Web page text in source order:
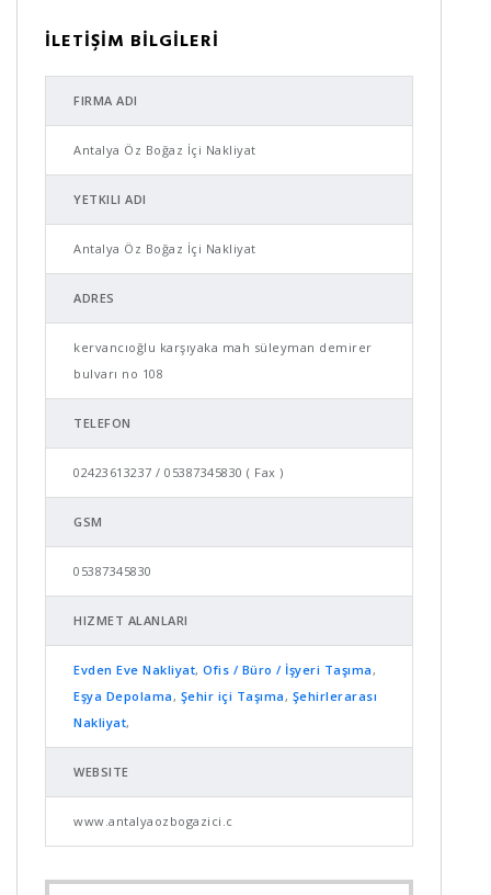
İLETİŞİM BİLGİLERİ
FIRMA ADI
Antalya Öz Boğaz İçi Nakliyat
YETKILI ADI
Antalya Öz Boğaz İçi Nakliyat
ADRES
kervancıoğlu karşıyaka mah süleyman demirer
bulvarı no 108
TELEFON
02423613237 / 05387345830 ( Fax )
GSM
05387345830
HIZMET ALANLARI
Evden Eve Nakliyat, Ofis / Büro / İşyeri Taşıma,
Eşya Depolama, Şehir içi Taşıma, Şehirlerarası
Nakliyat,
WEBSITE
www.antalyaozbogazici.c